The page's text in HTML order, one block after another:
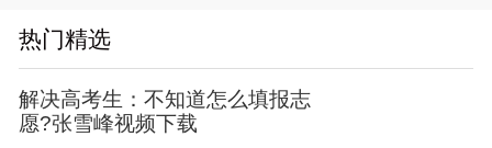
热门精选
解决高考生：不知道怎么填报志
愿?张雪峰视频下载